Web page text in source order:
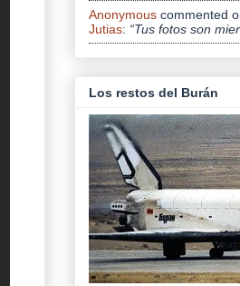
Anonymous commented
Jutias: “Tus fotos son
Los restos del Burán